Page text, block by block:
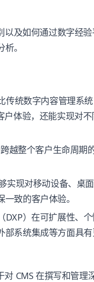
以及如何通过数字经
。
传统数字内容管理系
体验，还能实现对
越整个客户生命周期
实现对移动设备、桌
致的客户体验。
DXP）在可扩展性、
系统集成等方面具有
CMS 在撰写和管理